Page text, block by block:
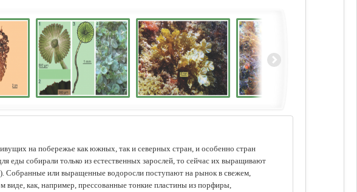
на побережье как южных, так и северных стран, и особенно стран
еды собирали только из естественных зарослей, то сейчас их выращивают
Собранные или выращенные водоросли поступают на рынок в свежем,
виде, как, например, прессованные тонкие пластины из порфиры,